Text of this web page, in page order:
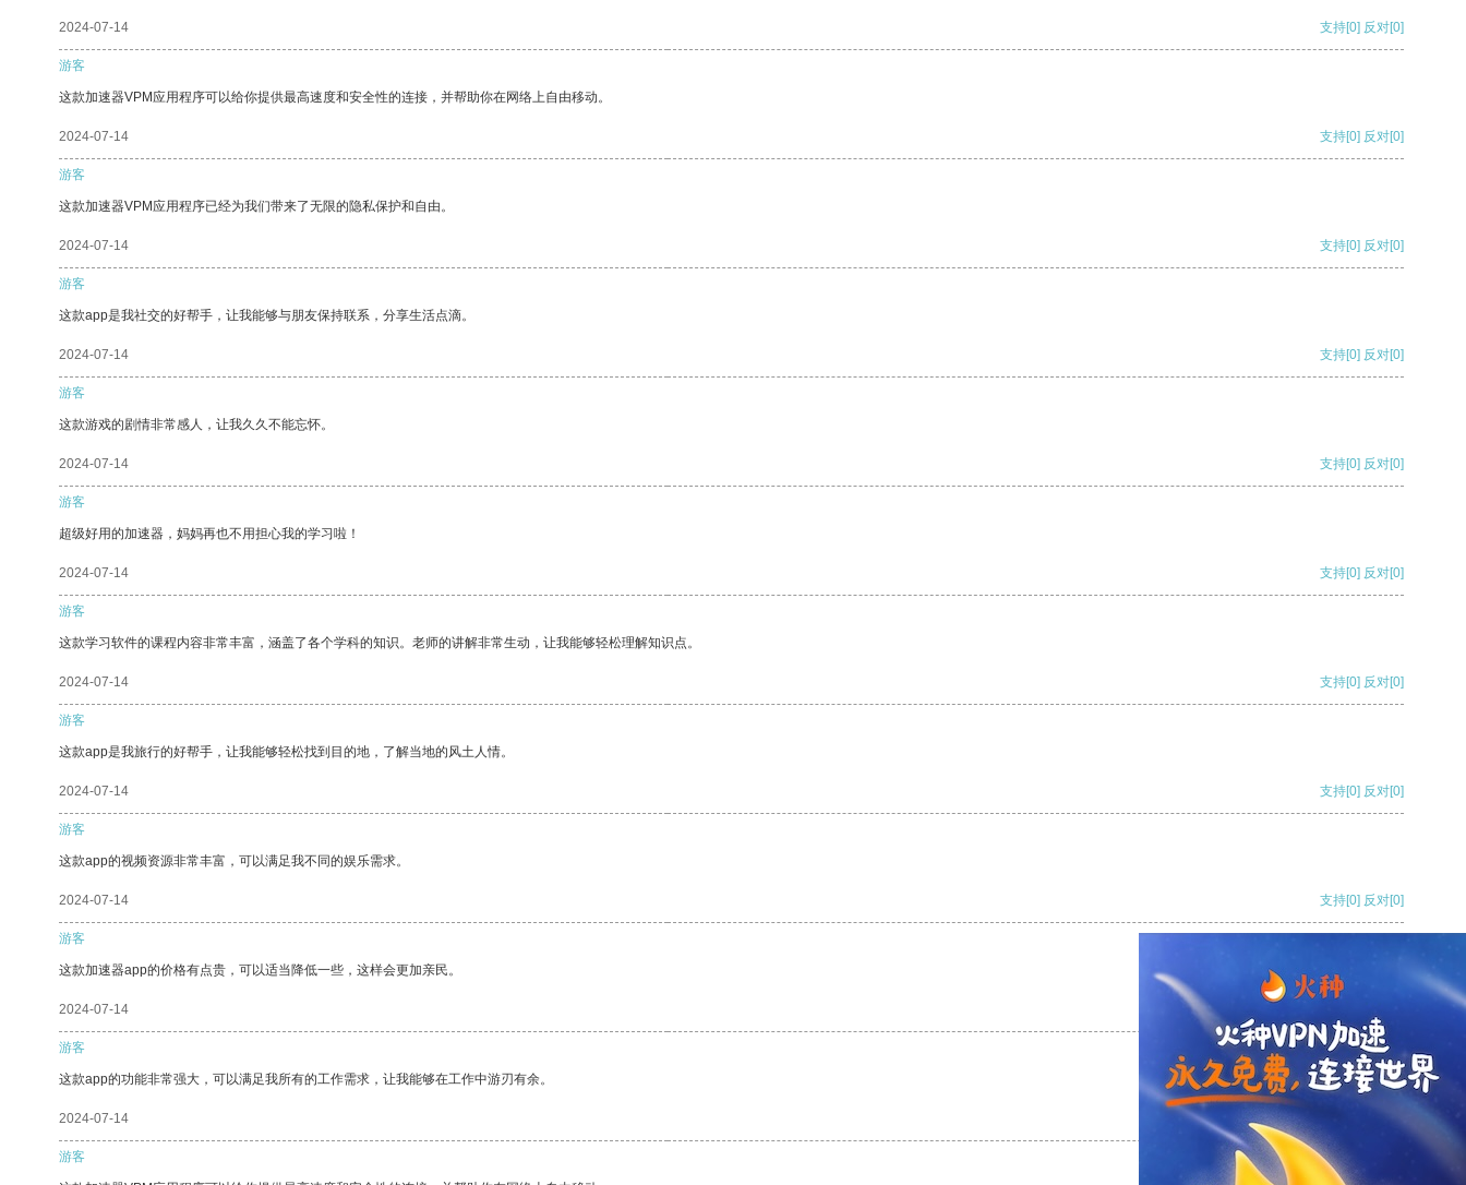
2024-07-14 支持[0] 反对[0]
游客
这款加速器VPM应用程序可以给你提供最高速度和安全性的连接，并帮助你在网络上自由移动。
2024-07-14 支持[0] 反对[0]
游客
这款加速器VPM应用程序已经为我们带来了无限的隐私保护和自由。
2024-07-14 支持[0] 反对[0]
游客
这款app是我社交的好帮手，让我能够与朋友保持联系，分享生活点滴。
2024-07-14 支持[0] 反对[0]
游客
这款游戏的剧情非常感人，让我久久不能忘怀。
2024-07-14 支持[0] 反对[0]
游客
超级好用的加速器，妈妈再也不用担心我的学习啦！
2024-07-14 支持[0] 反对[0]
游客
这款学习软件的课程内容非常丰富，涵盖了各个学科的知识。老师的讲解非常生动，让我能够轻松理解知识点。
2024-07-14 支持[0] 反对[0]
游客
这款app是我旅行的好帮手，让我能够轻松找到目的地，了解当地的风土人情。
2024-07-14 支持[0] 反对[0]
游客
这款app的视频资源非常丰富，可以满足我不同的娱乐需求。
2024-07-14 支持[0] 反对[0]
游客
这款加速器app的价格有点贵，可以适当降低一些，这样会更加亲民。
2024-07-14
游客
这款app的功能非常强大，可以满足我所有的工作需求，让我能够在工作中游刃有余。
2024-07-14 反对
游客